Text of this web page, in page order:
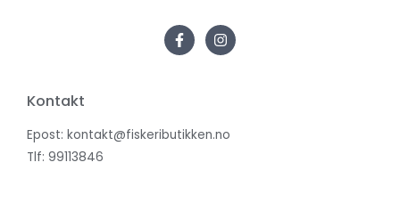
Kontakt
Epost: kontakt@fiskeributikken.no
Tlf: 99113846